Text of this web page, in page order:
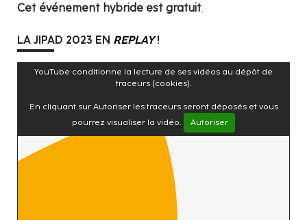
Cet événement hybride est gratuit.
LA JIPAD 2023 EN REPLAY!
YouTube conditionne la lecture de ses vidéos au dépôt de
traceurs (cookies).
En cliquant sur Autoriser les traceurs seront déposés et vous
pourrez visualiser la vidéo.
Autoriser